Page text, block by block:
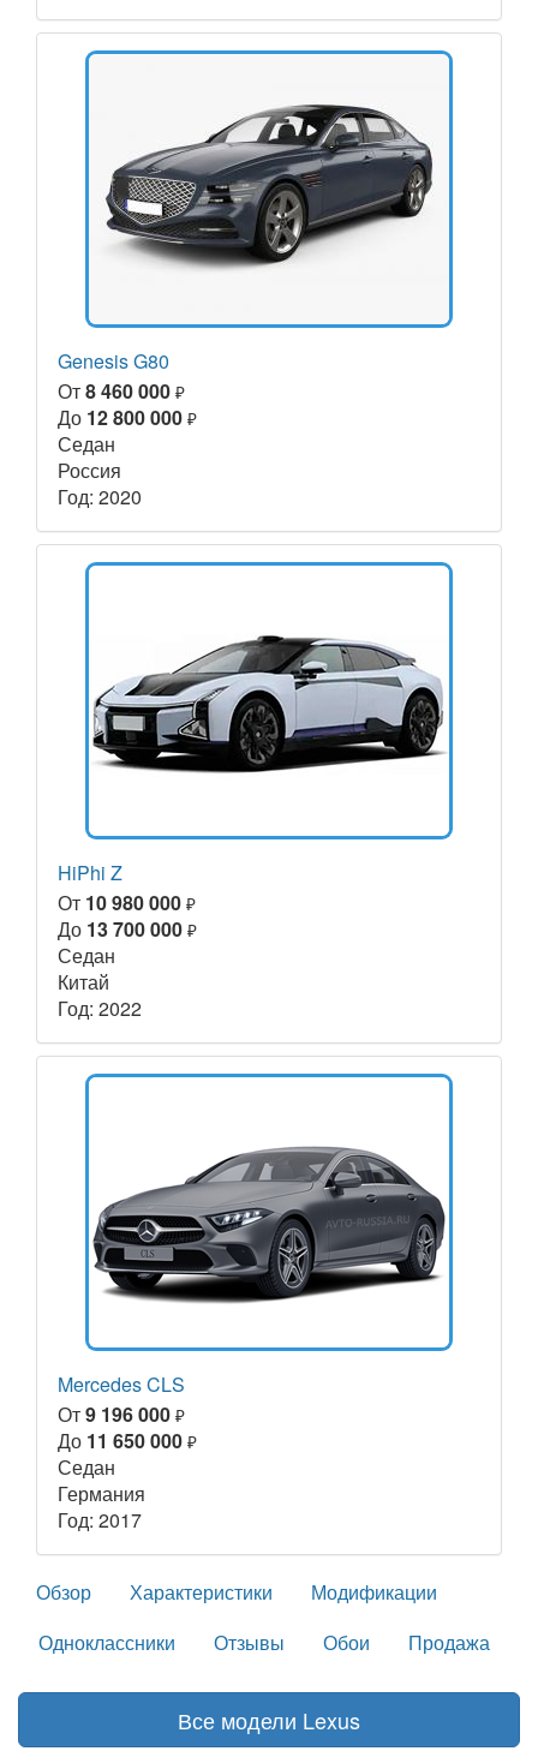
Genesis G80
От8 460 000 ₽
До 12 800 000 ₽
Седан
Россия
Год: 2020
HiPhi Z
От 10 980 000 ₽
До 13 700 000 ₽
Седан
Китай
Год: 2022
Mercedes CLS
От9 196 000 ₽
До 11 650 000 ₽
Седан
Германия
Год: 2017
Обзор Характеристики
Модификации
Одноклассники
Отзывы Обои Продажа
Все модели Lexus